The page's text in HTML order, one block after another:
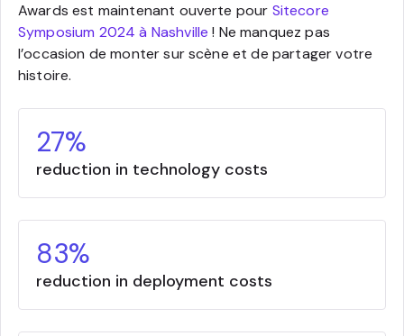
Awards est maintenant ouverte pour Sitecore
Symposium 2024 à Nashville ! Ne manquez pas
l’occasion de monter sur scène et de partager votre
histoire.
27%
reduction in technology costs
83%
reduction in deployment costs